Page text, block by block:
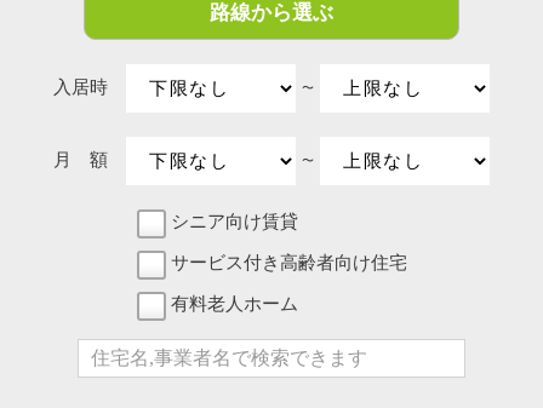
路線から選ぶ
入居時 〜
月 額 〜
シニア向け賃貸
サービス付き高齢者向け住宅
有料老人ホーム